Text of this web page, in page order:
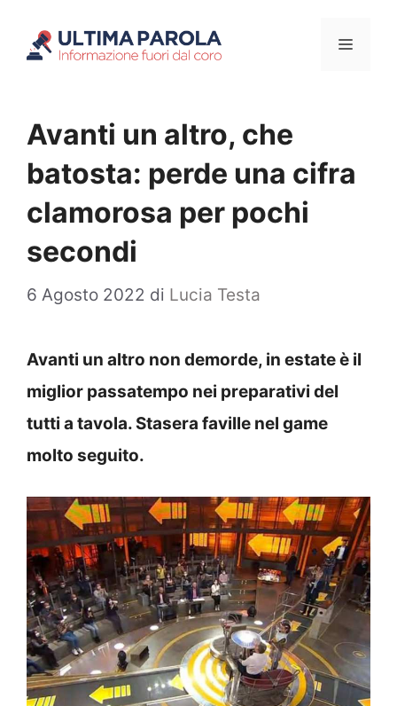
Menu
Avanti un altro, che
batosta: perde una cifra
clamorosa per pochi
secondi
6 Agosto 2022 di Lucia Testa
Avanti un altro non demorde, in estate è il
miglior passatempo nei preparativi del
tutti a tavola. Stasera faville nel game
molto seguito.